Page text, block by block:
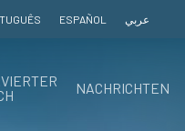
ESPAÑOL عربي
NACHRICHTEN